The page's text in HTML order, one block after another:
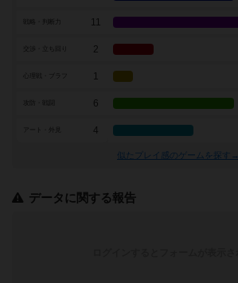
戦略・判断力 11
2
1
6
アート・外見 4
似たプレイ感のゲームを探す→
データに関する報告